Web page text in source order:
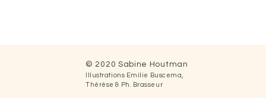
offerte et reçue par
créer ma vie..." Sylvie
© 2020 Sabine Houtman
Illustrations Emilie Buscema,
Thérèse & Ph. Brasseur